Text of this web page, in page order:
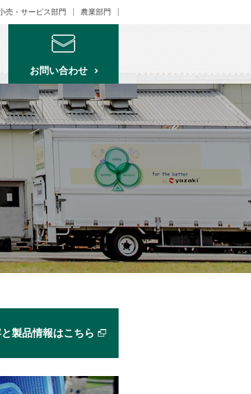
売・サービス部門 農業部門
お問い合わせ
製品情報はこちら